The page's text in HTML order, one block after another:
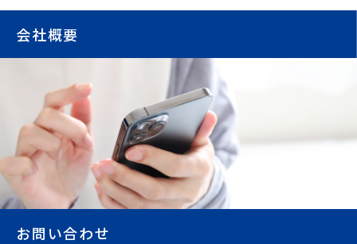
会社概要
お問い合わせ